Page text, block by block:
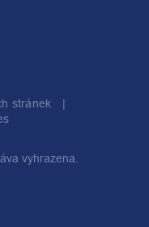
stránek
vyhrazena.